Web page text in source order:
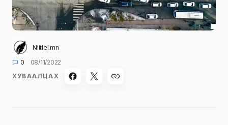
Niitlel.mn
0
08/11/2022
ХУВААЛЦАХ